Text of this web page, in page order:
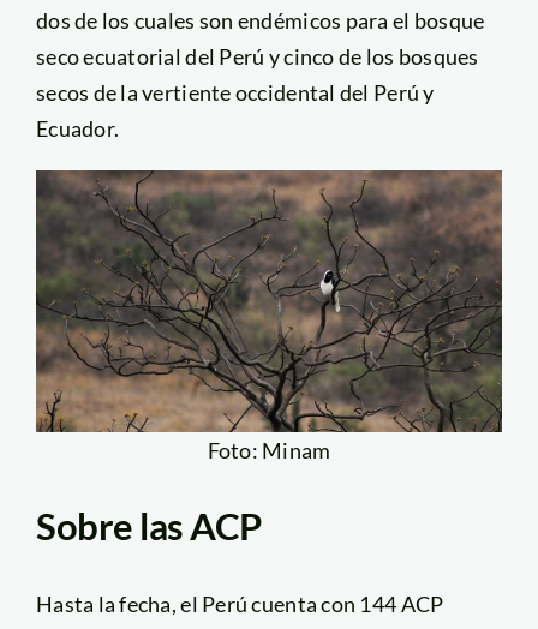
dos de los cuales son endémicos para el bosque
seco ecuatorial del Perú y cinco de los bosques
secos de la vertiente occidental del Perú y
Ecuador.
Foto: Minam
Sobre las ACP
Hasta la fecha, el Perú cuenta con 144 ACP